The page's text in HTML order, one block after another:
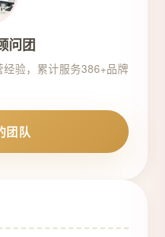
问团
验，累计服务386+品牌
团队